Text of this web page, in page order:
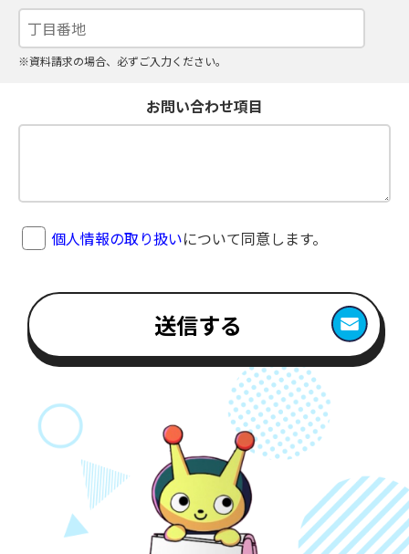
※資料請求の場合、必ずご入力ください。
お問い合わせ項目
個人情報の取り扱いについて同意します。